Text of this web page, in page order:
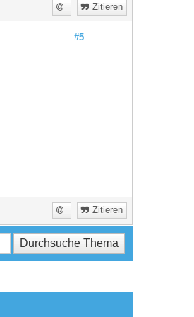
Zitieren
#5
Zitieren